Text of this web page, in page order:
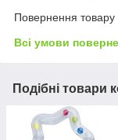
Повернення товару
Всі умови
Подібні товари